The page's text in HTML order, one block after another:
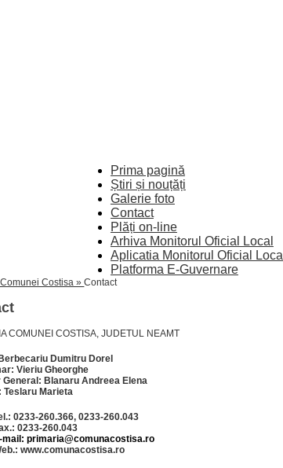
Prima pagină
Știri și nouțăți
Galerie foto
Contact
Plăți on-line
Arhiva Monitorul Oficial Local
Aplicatia Monitorul Oficial Local
Platforma E-Guvernare
Costisa »Contact
COMUNEI COSTISA, JUDETUL NEAMT
Dumitru Dorel
Vieriu Gheorghe
General: Blanaru Andreea Elena
Teslaru Marieta
0233-260.366,0233-260.043
0233-260.043
mail: primaria@comunacostisa.ro
www.comunacostisa.ro